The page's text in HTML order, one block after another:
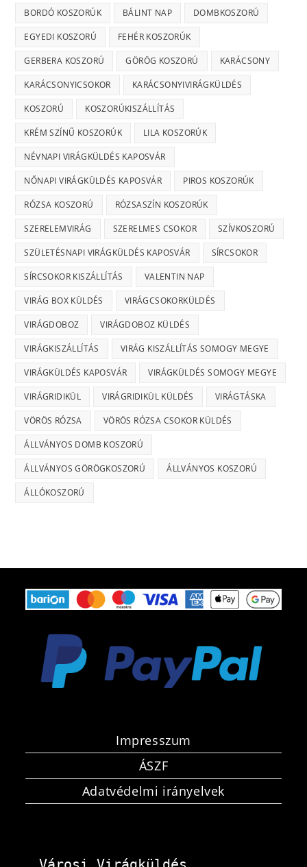
BORDÓ KOSZORÚK BÁLINT NAP DOMBKOSZORÚ
EGYEDI KOSZORÚ FEHÉR KOSZORÚK
GERBERA KOSZORÚ GÖRÖG KOSZORÚ KARÁCSONY
KARÁCSONYICSOKOR KARÁCSONYIVIRÁGKÜLDÉS
KOSZORÚ KOSZORÚKISZÁLLÍTÁS
KRÉM SZÍNŰ KOSZORÚK LILA KOSZORÚK
NÉVNAPI VIRÁGKÜLDÉS KAPOSVÁR
NŐNAPI VIRÁGKÜLDÉS KAPOSVÁR PIROS KOSZORÚK
RÓZSA KOSZORÚ RÓZSASZÍN KOSZORÚK
SZERELEMVIRÁG SZERELMES CSOKOR SZÍVKOSZORÚ
SZÜLETÉSNAPI VIRÁGKÜLDÉS KAPOSVÁR SÍRCSOKOR
SÍRCSOKOR KISZÁLLÍTÁS VALENTIN NAP
VIRÁG BOX KÜLDÉS VIRÁGCSOKORKÜLDÉS
VIRÁGDOBOZ VIRÁGDOBOZ KÜLDÉS
VIRÁGKISZÁLLÍTÁS VIRÁG KISZÁLLÍTÁS SOMOGY MEGYE
VIRÁGKÜLDÉS KAPOSVÁR VIRÁGKÜLDÉS SOMOGY MEGYE
VIRÁGRIDIKÜL VIRÁGRIDIKÜL KÜLDÉS VIRÁGTÁSKA
VÖRÖS RÓZSA VÖRÖS RÓZSA CSOKOR KÜLDÉS
ÁLLVÁNYOS DOMB KOSZORÚ
ÁLLVÁNYOS GÖRÖGKOSZORÚ ÁLLVÁNYOS KOSZORÚ
ÁLLÓKOSZORÚ
Impresszum
ÁSZF
Adatvédelmi irányelvek